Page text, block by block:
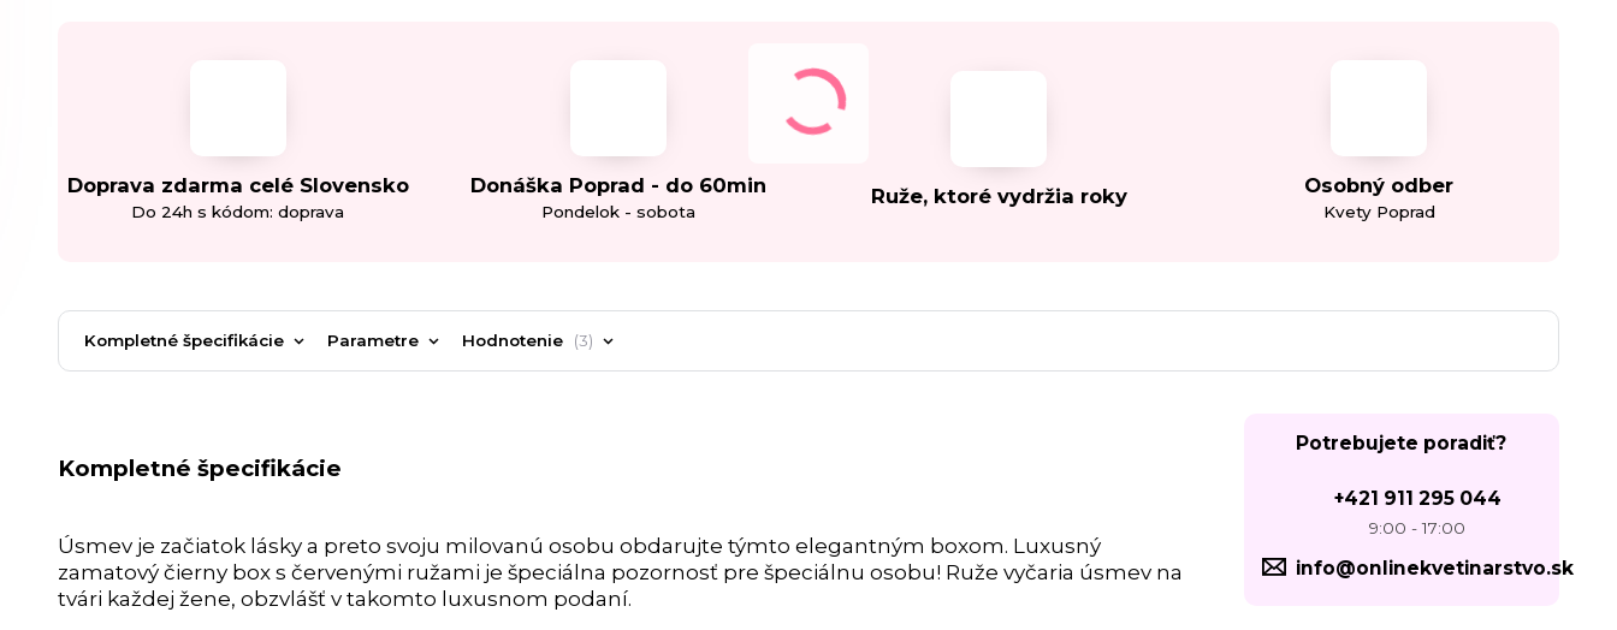
Doprava zdarma celé Slovensko
Do 24h s kódom: doprava
Donáška Poprad - do 60min
Pondelok - sobota
Ruže, ktoré vydržia roky Osobný odber
Kvety Poprad
Kompletné špecifikácie Parametre Hodnotenie 3
Kompletné špecifikácie
Úsmev je začiatok lásky a preto svoju milovanú osobu obdarujte týmto elegantným boxom. Luxusný
zamatový čierny box s červenými ružami je špeciálna pozornosť pre špeciálnu osobu! Ruže vyčaria úsmev na
tvári každej žene, obzvlášť v takomto luxusnom podaní.
Potrebujete poradiť?
+421 911 295 044
9:00 - 17:00
info@onlinekvetinarstvo.sk